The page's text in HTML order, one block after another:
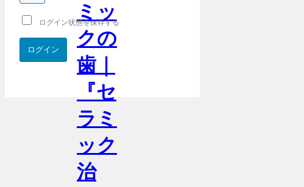
ミッ
クの
歯｜
『セ
ラミ
ック
治
ログイン状態を保存する